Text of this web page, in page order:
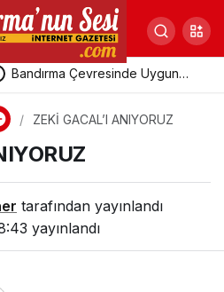
Avşa Adası’nda Uygun Fiyatlı
Pansiyonlara Yoğun Talep
ZEKİ GACAL’I ANIYORUZ
tarafından yayınlandı
yayınlandı